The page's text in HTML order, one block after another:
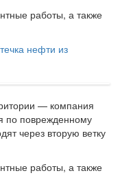
работы, а также
нефти из
— компания
по поврежденному
через вторую ветку
работы, а также